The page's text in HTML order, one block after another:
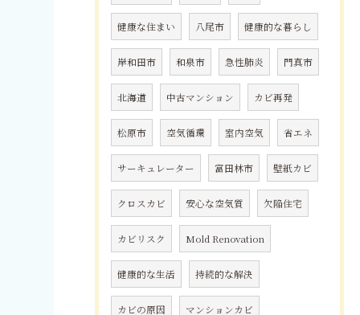
健康な住まい 八尾市 健康的な暮らし
岸和田市 和泉市 急性肺炎 門真市
北海道 中古マンション カビ再発
松原市 空気循環 室内空気 省エネ
サーキュレーター 富田林市 壁紙カビ
クロスカビ 安心な空気質 欠陥住宅
カビリスク Mold Renovation
健康的な生活 持続的な解決
カビの原因 マンションカビ